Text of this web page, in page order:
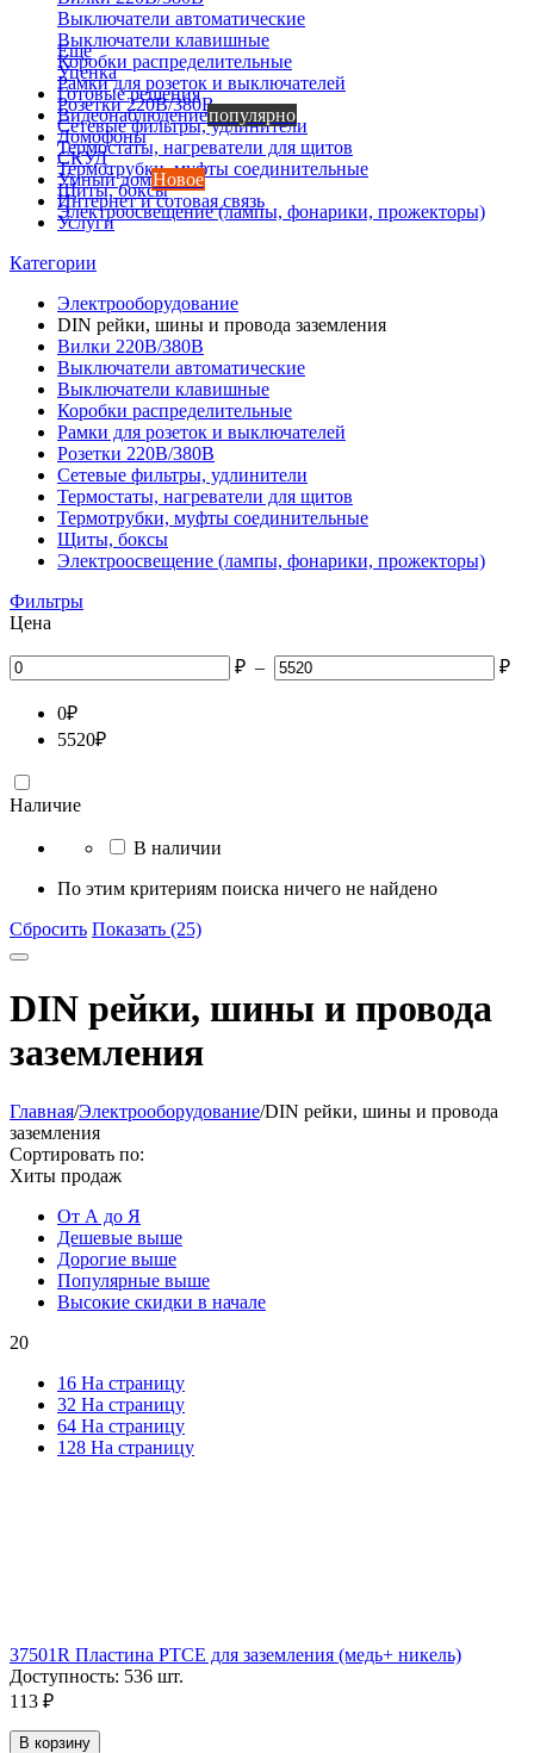
Выключатели автоматические
Выключатели клавишные
Коробки распределительные
Рамки для розеток и выключателей
Розетки 220В/380В
Сетевые фильтры, удлинители
Термостаты, нагреватели для щитов
Термотрубки, муфты соединительные
Щиты, боксы
Электроосвещение (лампы, фонарики, прожекторы)
Еще
Уценка
Готовые решения
Видеонаблюдениепопулярно
Домофоны
СКУД
Умный домНовое
Интернет и сотовая связь
Услуги
Категории
Электрооборудование
DIN рейки, шины и провода заземления
Вилки 220В/380В
Выключатели автоматические
Выключатели клавишные
Коробки распределительные
Рамки для розеток и выключателей
Розетки 220В/380В
Сетевые фильтры, удлинители
Термостаты, нагреватели для щитов
Термотрубки, муфты соединительные
Щиты, боксы
Электроосвещение (лампы, фонарики, прожекторы)
Фильтры
Цена
₽ – ₽
0₽
5520₽
Наличие
В наличии
По этим критериям поиска ничего не найдено
Сбросить Показать (25)
DIN рейки, шины и провода
заземления
Главная/Электрооборудование/DIN рейки, шины и провода
заземления
Сортировать по:
Хиты продаж
От А до Я
Дешевые выше
Дорогие выше
Популярные выше
Высокие скидки в начале
20
16 На страницу
32 На страницу
64 На страницу
128 На страницу
37501R Пластина PTCE для заземления (медь+ никель)
Доступность: 536 шт.
113 ₽
В корзину